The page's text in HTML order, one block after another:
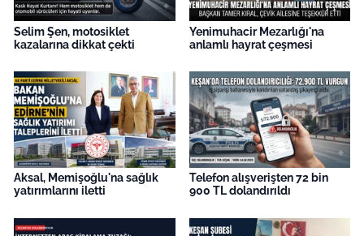
Selim Şen, motosiklet
kazalarına dikkat çekti
Yenimuhacir Mezarlığı'na
anlamlı hayrat çeşmesi
Aksal, Memişoğlu'na sağlık
yatırımlarını iletti
Telefon alışverişten 72 bin
900 TL dolandırıldı